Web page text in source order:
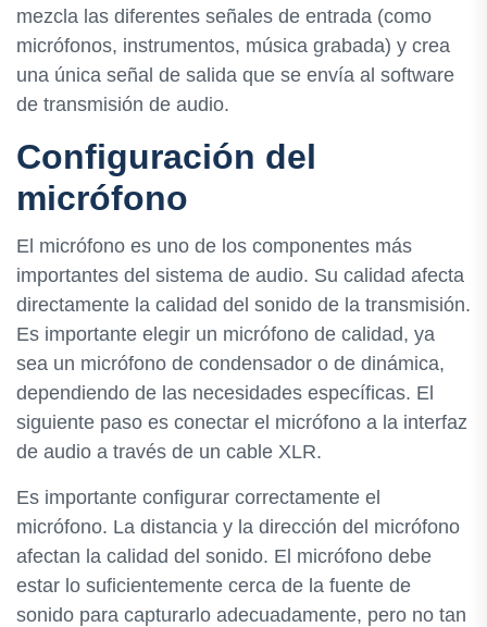
mezcla las diferentes señales de entrada (como
micrófonos, instrumentos, música grabada) y crea
una única señal de salida que se envía al software
de transmisión de audio.
Configuración del
micrófono
El micrófono es uno de los componentes más
importantes del sistema de audio. Su calidad afecta
directamente la calidad del sonido de la transmisión.
Es importante elegir un micrófono de calidad, ya
sea un micrófono de condensador o de dinámica,
dependiendo de las necesidades específicas. El
siguiente paso es conectar el micrófono a la interfaz
de audio a través de un cable XLR.
Es importante configurar correctamente el
micrófono. La distancia y la dirección del micrófono
afectan la calidad del sonido. El micrófono debe
estar lo suficientemente cerca de la fuente de
sonido para capturarlo adecuadamente, pero no tan